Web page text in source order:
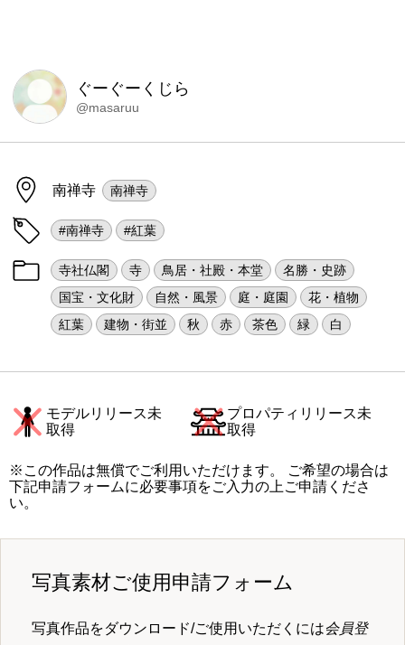
ぐーぐーくじら
@masaruu
南禅寺 南禅寺
#南禅寺 #紅葉
寺社仏閣 寺 鳥居・社殿・本堂
名勝・史跡
国宝・文化財
自然・風景 庭・庭園
花・植物
紅葉
建物・街並 秋 赤 茶色 緑 白
モデルリリース未
取得
プロパティリリース未
取得
※この作品は無償でご利用いただけます。 ご希望の場合は
下記申請フォームに必要事項をご入力の上ご申請くださ
い。
写真素材ご使用申請フォーム
写真作品をダウンロード/ご使用いただくには会員登